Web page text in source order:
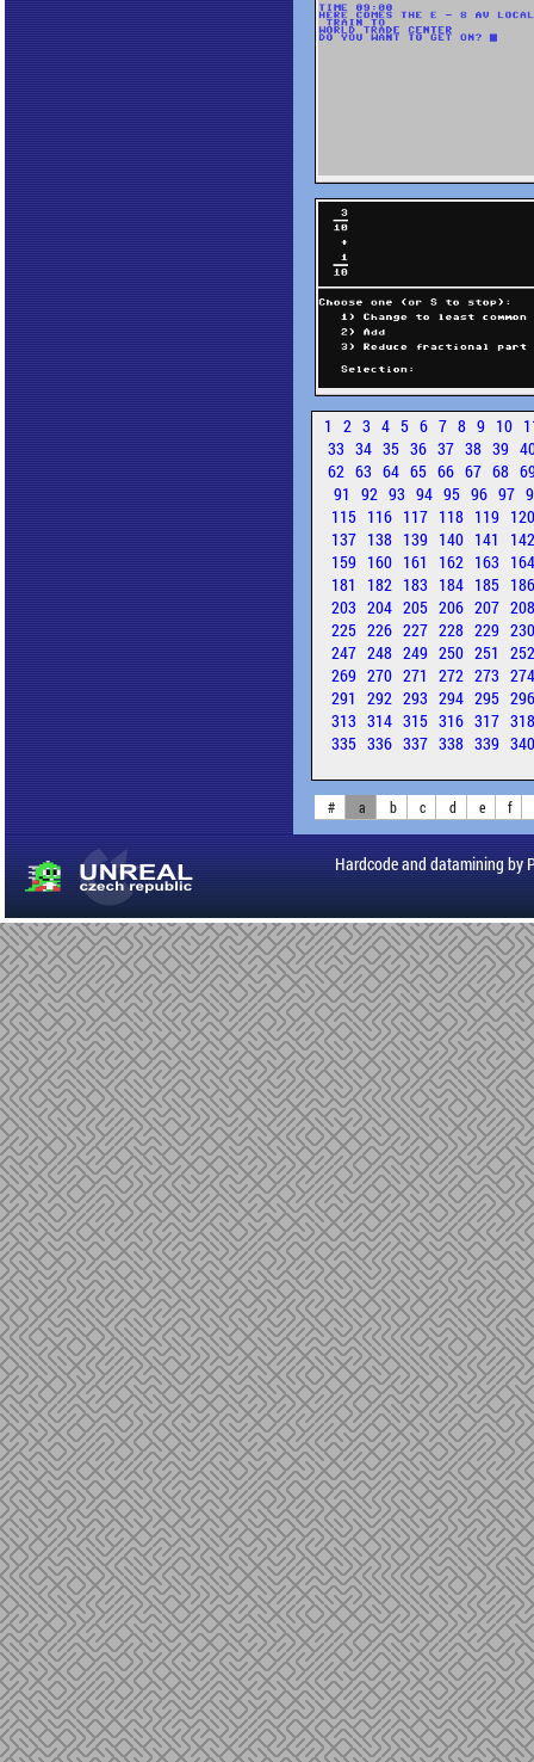
1 2 3 4 5 6 7 8 9 10
33 34 35 36 37 38 39
62 63 64 65 66 67 68
91 92 93 94 95 96 97
115 116 117 118 119
137 138 139 140 141
159 160 161 162 163
181
182 183 184 185
203 204 205 206 207
225 226 227 228 229
247 248 249 250 251
269 270 271 272 273
291 292 293 294 295
313 314 315 316 317
335 336 337 338 339
# a b c d e f
Hardcode and datamining by